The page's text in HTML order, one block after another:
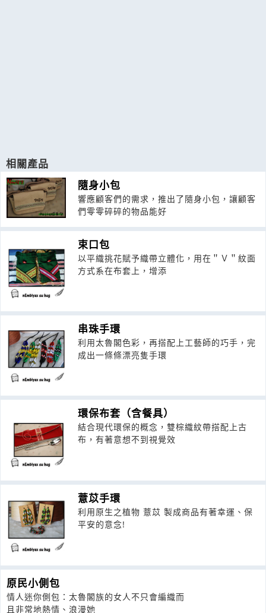
相關產品
隨身小包
響應顧客們的需求，推出了隨身小包，讓顧客
們零零碎碎的物品能好
束口包
以平織挑花賦予織帶立體化，用在＂Ｖ＂紋面
方式系在布套上，增添
串珠手環
利用太魯閣色彩，再搭配上工藝師的巧手，完
成出一條條漂亮隻手環
環保布套（含餐具）
結合現代環保的概念，雙棕織紋帶搭配上古
布，有著意想不到視覺效
薏苡手環
利用原生之植物 薏苡 製成商品有著幸運、保
平安的意念!
原民小側包
情人迷你側包：太魯閣族的女人不只會編織而
且非常地熱情、浪漫她